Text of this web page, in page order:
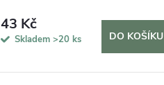
43 Kč
Skladem >20 ks DO KOŠÍKU